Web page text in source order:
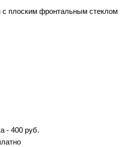
плоским фронтальным стеклом
- 400 руб.